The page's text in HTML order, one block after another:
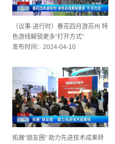
（议事·进行时）春花四月游苏州 特
色游线解锁更多“打开方式”
发布时间：2024-04-10
拓展“朋友圈” 助力先进技术成果转